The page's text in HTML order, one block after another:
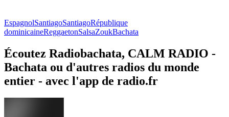
EspagnolSantiagoSantiagoRépublique
dominicaineReggaetonSalsaZoukBachata
Écoutez Radiobachata, CALM RADIO -
Bachata ou d'autres radios du monde
entier - avec l'app de radio.fr